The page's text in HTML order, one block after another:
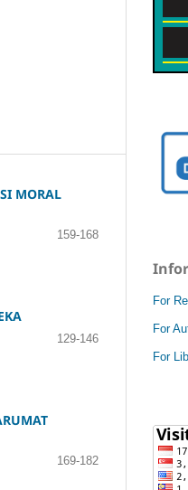
MORAL
159-168
129-146
169-182
For
For
For